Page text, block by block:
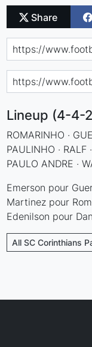
Share
Lineup (4-4-
ROMARINHO ·
PAULINHO · RALF
PAULO ANDRE ·
Emerson pour
Martinez pour
Edenilson pour
All SC Corinthians